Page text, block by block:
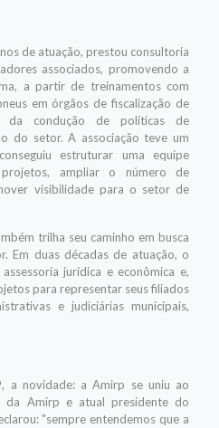
de atuação, prestou consultoria
associados, promovendo a
a partir de treinamentos com
em órgãos de fiscalização de
da condução de políticas de
do setor. A associação teve um
estruturar uma equipe
ampliar o número de
visibilidade para o setor de
trilha seu caminho em busca
Em duas décadas de atuação, o
jurídica e econômica e,
para representar seus filiados
e judiciárias municipais,
a novidade: a Amirp se uniu ao
da Amirp e atual presidente do
"sempre entendemos que a